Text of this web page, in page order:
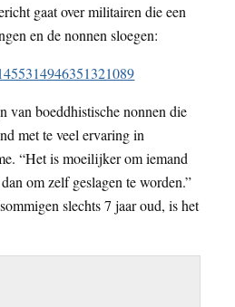
gaat over militairen die een
en de nonnen sloegen:
van boeddhistische nonnen die
met te veel ervaring in
“Het is moeilijker om iemand
om zelf geslagen te worden.”
slechts 7 jaar oud, is het